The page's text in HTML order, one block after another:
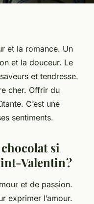
:
et la romance. Un
et la douceur. Le
et tendresse.
cher. Offrir du
C’est une
sentiments.
si
Valentin ?
et de passion.
exprimer l’amour.